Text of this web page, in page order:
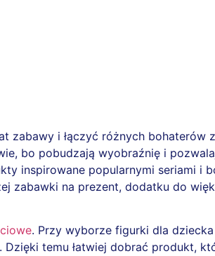
zabawy i łączyć różnych bohaterów
bo pobudzają wyobraźnię i
inspirowane popularnymi seriami i
zabawki na prezent, dodatku do
. Przy wyborze figurki dla
temu łatwiej dobrać produkt,